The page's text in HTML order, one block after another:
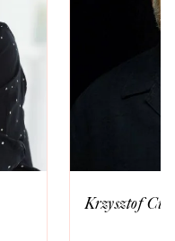
Krzysztof